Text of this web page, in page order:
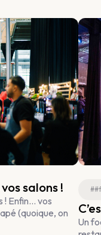
salons !
! Enfin… vos
(quoique, on
Un